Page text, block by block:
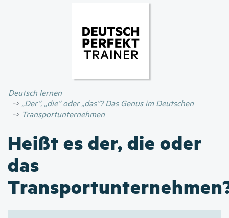
Inhalt
Deutsch lernen
„Der”, „die” oder „das”? Das Genus im Deutschen
Transportunternehmen
Heißt es der, die oder
das